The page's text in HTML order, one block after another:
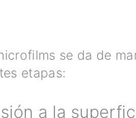
se da de
etapas:
a la